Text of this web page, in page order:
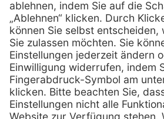
Services
Serviceversprechen
Sprechstundenbedarf
Retoure anmelden
Zertifikat